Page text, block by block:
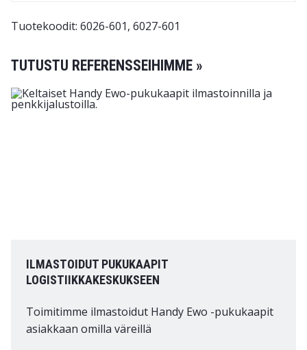
Tuotekoodit: 6026-601, 6027-601
TUTUSTU REFERENSSEIHIMME »
ILMASTOIDUT PUKUKAAPIT
LOGISTIIKKAKESKUKSEEN
Toimitimme ilmastoidut Handy Ewo -pukukaapit
asiakkaan omilla väreillä